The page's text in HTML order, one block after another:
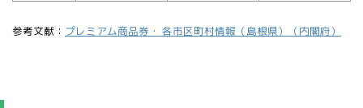
参考文献： プレミアム商品券・ 各市区町村情報（島根県）（内閣府）